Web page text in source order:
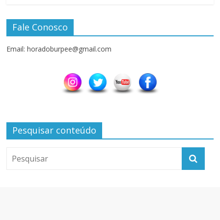
Fale Conosco
Email: horadoburpee@gmail.com
Pesquisar conteúdo